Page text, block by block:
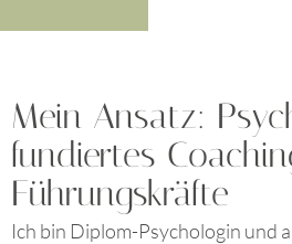
Mein Ansatz:
fundiertes
Führungskräfte
Ich bin Diplom-Psychologin und